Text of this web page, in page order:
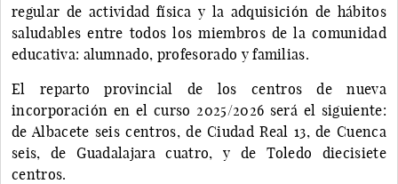
regular de actividad física y la adquisición de hábitos
saludables entre todos los miembros de la comunidad
educativa: alumnado, profesorado y familias.
El reparto provincial de los centros de nueva
incorporación en el curso 2025/2026 será el siguiente:
de Albacete seis centros, de Ciudad Real 13, de Cuenca
seis, de Guadalajara cuatro, y de Toledo diecisiete
centros.